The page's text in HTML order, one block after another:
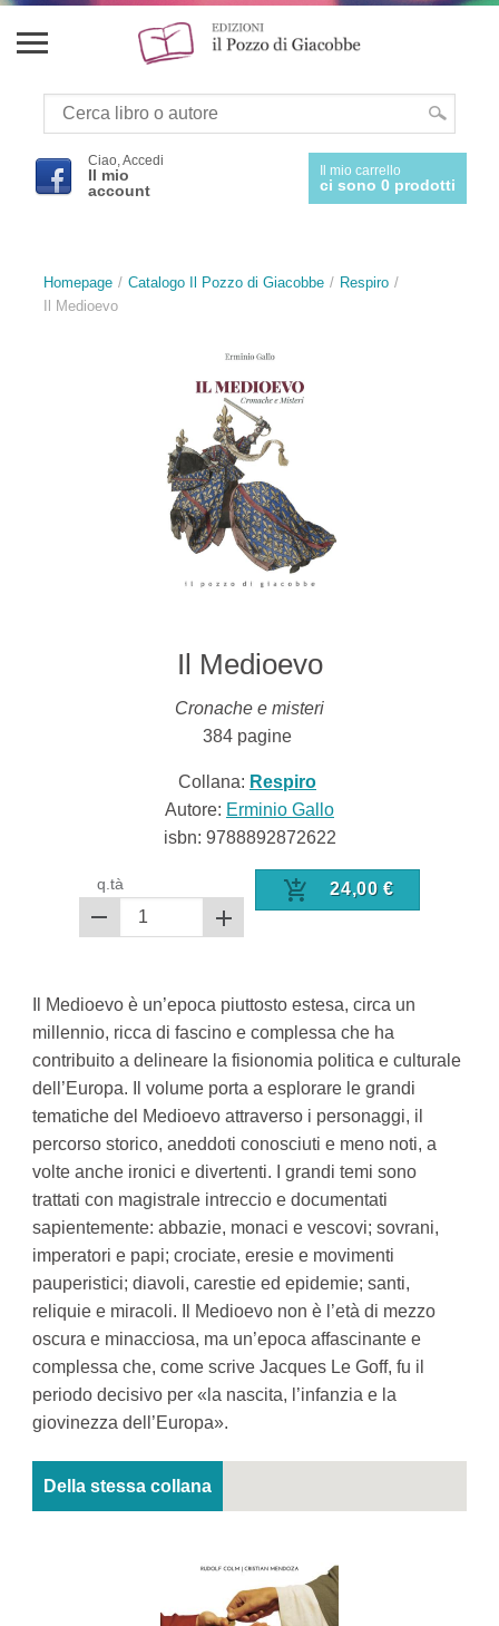
Ciao, Accedi
Il mio
account
Il mio carrello
ci sono 0 prodotti
Homepage Catalogo Il Pozzo di Giacobbe
Respiro
Il Medioevo
Il Medioevo
Cronache e misteri
384pagine
Collana: Respiro
Autore: Erminio Gallo
isbn: 9788892872622
q.tà 24,00 €
Il Medioevo è un’epoca piuttosto estesa, circa un
millennio, ricca di fascino e complessa che ha
contribuito a delineare la fisionomia politica e culturale
dell’Europa. Il volume porta a esplorare le grandi
tematiche del Medioevo attraverso i personaggi, il
percorso storico, aneddoti conosciuti e meno noti, a
volte anche ironici e divertenti. I grandi temi sono
trattati con magistrale intreccio e documentati
sapientemente: abbazie, monaci e vescovi; sovrani,
imperatori e papi; crociate, eresie e movimenti
pauperistici; diavoli, carestie ed epidemie; santi,
reliquie e miracoli. Il Medioevo non è l’età di mezzo
oscura e minacciosa, ma un’epoca affascinante e
complessa che, come scrive Jacques Le Goff, fu il
periodo decisivo per «la nascita, l’infanzia e la
giovinezza dell’Europa».
Della stessa collana